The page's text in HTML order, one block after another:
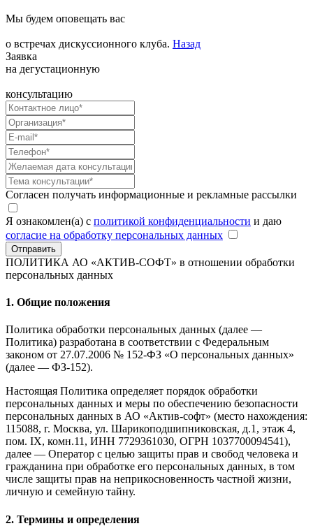
Мы будем оповещать вас
о встречах дискуссионного клуба. Назад
Заявка
на дегустационную
консультацию
Согласен получать информационные и рекламные рассылки
Я ознакомлен(а) с политикой конфиденциальности и даю
согласие на обработку персональных данных
Отправить
ПОЛИТИКА АО «АКТИВ-СОФТ» в отношении обработки
персональных данных
1. Общие положения
Политика обработки персональных данных (далее —
Политика) разработана в соответствии с Федеральным
законом от 27.07.2006 № 152-ФЗ «О персональных данных»
(далее — ФЗ-152).
Настоящая Политика определяет порядок обработки
персональных данных и меры по обеспечению безопасности
персональных данных в АО «Актив-софт» (место нахождения:
115088, г. Москва, ул. Шарикоподшипниковская, д.1, этаж 4,
пом. IX, комн.11, ИНН 7729361030, ОГРН 1037700094541),
далее — Оператор с целью защиты прав и свобод человека и
гражданина при обработке его персональных данных, в том
числе защиты прав на неприкосновенность частной жизни,
личную и семейную тайну.
2. Термины и определения